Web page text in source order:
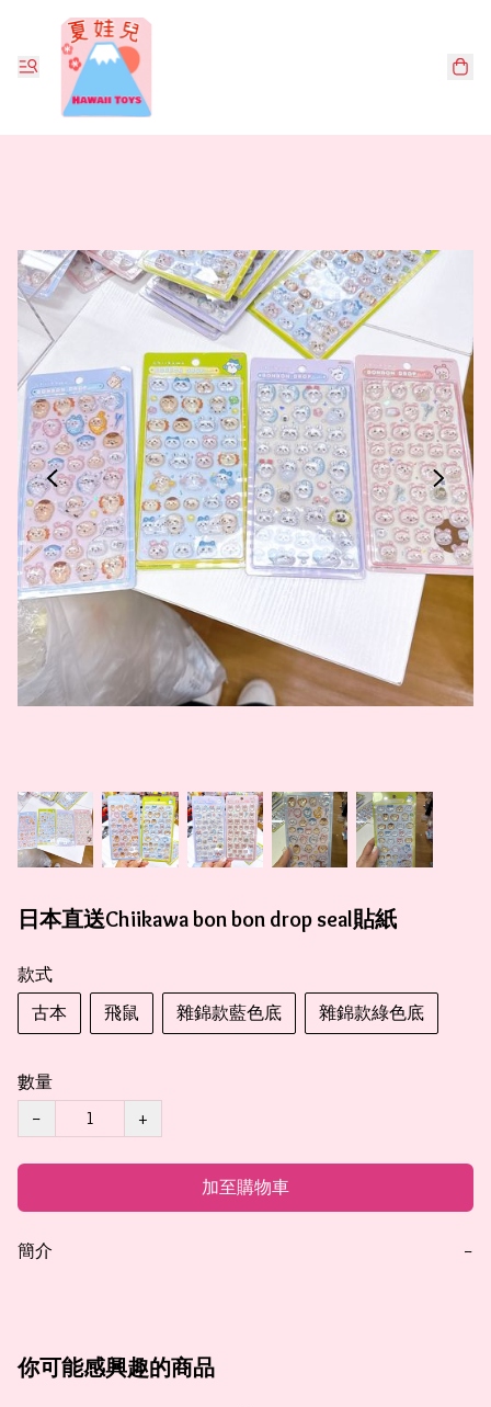
日本直送Chiikawa bon bon drop seal貼紙
款式
古本
飛鼠 雜錦款藍色底 雜錦款綠色底
數量
−
+
加至購物車
簡介 −
你可能感興趣的商品